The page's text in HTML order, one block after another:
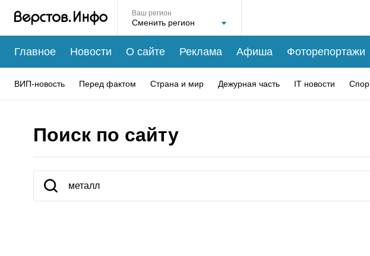
Ваш регион
Главное Новости О сайте Реклама Афиша Фоторепортажи
ВИП-новость Перед фактом Страна и мир Дежурная часть IT новости
Поиск по сайту